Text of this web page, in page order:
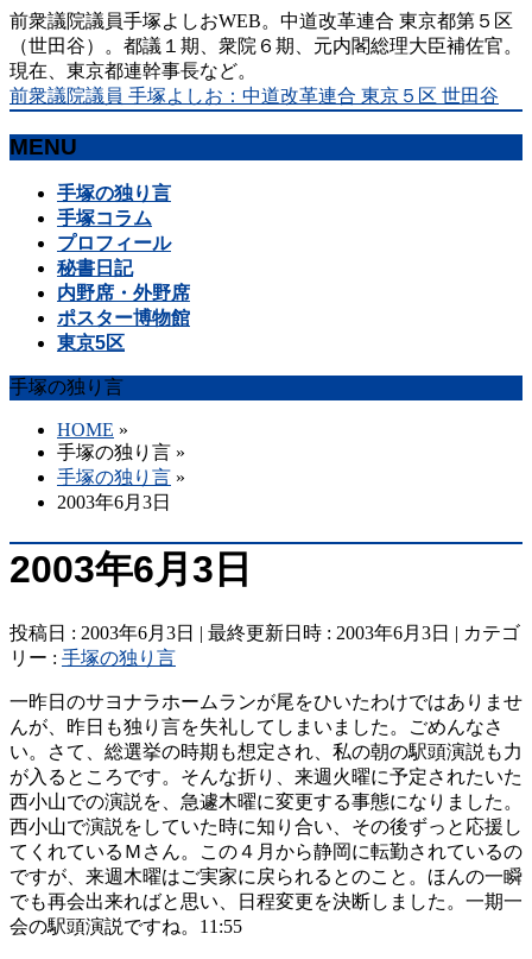
前衆議院議員手塚よしおWEB。中道改革連合 東京都第５区
（世田谷）。都議１期、衆院６期、元内閣総理大臣補佐官。
現在、東京都連幹事長など。
前衆議院議員 手塚よしお：中道改革連合 東京５区 世田谷
MENU
手塚の独り言
手塚コラム
プロフィール
秘書日記
内野席・外野席
ポスター博物館
東京5区
手塚の独り言
HOME »
手塚の独り言 »
手塚の独り言 »
2003年6月3日
2003年6月3日
投稿日 : 2003年6月3日 最終更新日時 : 2003年6月3日
カテゴ
リー : 手塚の独り言
一昨日のサヨナラホームランが尾をひいたわけではありませ
んが、昨日も独り言を失礼してしまいました。ごめんなさ
い。さて、総選挙の時期も想定され、私の朝の駅頭演説も力
が入るところです。そんな折り、来週火曜に予定されたいた
西小山での演説を、急遽木曜に変更する事態になりました。
西小山で演説をしていた時に知り合い、その後ずっと応援し
てくれているＭさん。この４月から静岡に転勤されているの
ですが、来週木曜はご実家に戻られるとのこと。ほんの一瞬
でも再会出来ればと思い、日程変更を決断しました。一期一
会の駅頭演説ですね。11:55